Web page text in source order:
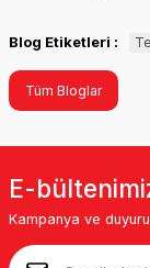
Blog Etiketleri :
Tüm Bloglar
E-
Kampanya ve